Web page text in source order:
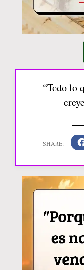
“Todo lo